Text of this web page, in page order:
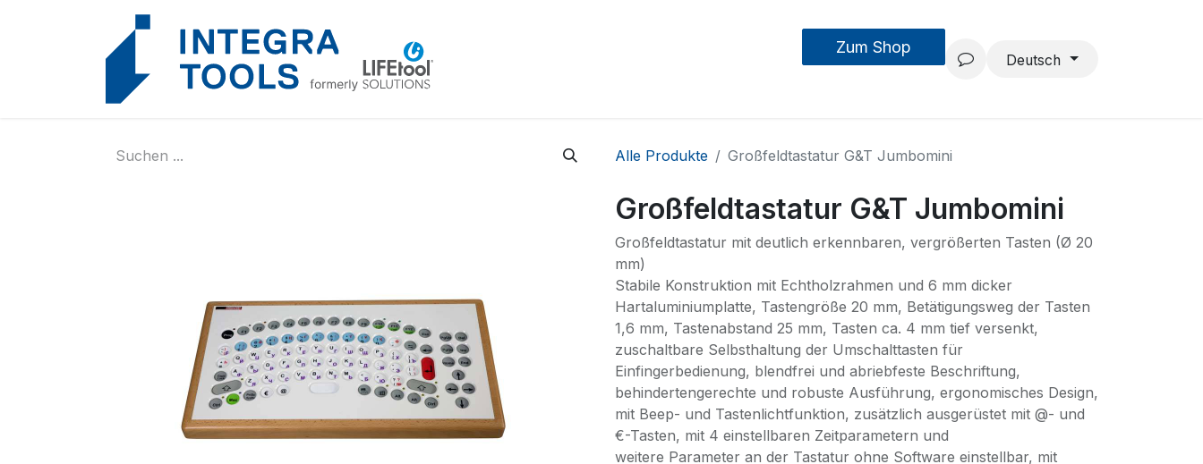
IntegraMouseAIR Forschung & Entwicklung
Zum Shop
Deutsch
Alle Produkte Großfeldtastatur G&T Jumbomini
Großfeldtastatur G&T Jumbomini
Großfeldtastatur mit deutlich erkennbaren, vergrößerten Tasten (Ø 20
mm)
Stabile Konstruktion mit Echtholzrahmen und 6 mm dicker
Hartaluminiumplatte, Tastengröße 20 mm, Betätigungsweg der Tasten
1,6 mm, Tastenabstand 25 mm, Tasten ca. 4 mm tief versenkt,
zuschaltbare Selbsthaltung der Umschalttasten für
Einfingerbedienung, blendfrei und abriebfeste Beschriftung,
behindertengerechte und robuste Ausführung, ergonomisches Design,
mit Beep- und Tastenlichtfunktion, zusätzlich ausgerüstet mit @- und
€-Tasten, mit 4 einstellbaren Zeitparametern und
weitere Parameter an der Tastatur ohne Software einstellbar, mit
Cookie-Einstellungen